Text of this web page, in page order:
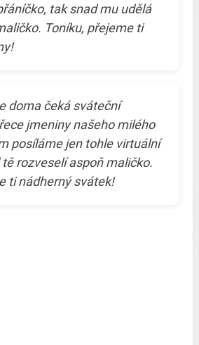
tak snad mu udělá
Toníku, přejeme ti
doma čeká sváteční
jmeniny našeho milého
posíláme jen tohle virtuální
rozveselí aspoň maličko.
ti nádherný svátek!